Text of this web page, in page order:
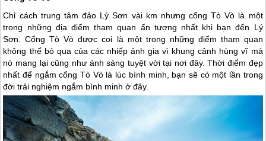
Chỉ cách trung tâmđảo Lý Sơn vài km nhưng cổng Tò Vò là một
trong những địa điểm tham quan ấn tượng nhất khi bạn đến Lý
Sơn. Cổng Tò Vò được coi là một trong những điểm tham quan
không thể bỏ qua của các nhiếp ảnh gia vì khung cảnh hùng vĩ mà
nó mang lại cũng như ánh sáng tuyệt vời tại nơi đây. Thời điểm đẹp
nhất để ngắm cổng Tò Vò là lúc bình minh, bạn sẽ có một lần trong
đời trải nghiệm ngắm bình minh ở đây.